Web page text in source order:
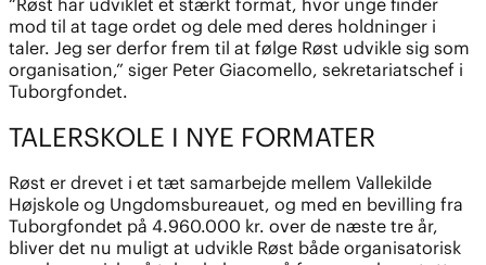
“Røst har udviklet et stærkt format, hvor unge finder
mod til at tage ordet og dele med deres holdninger i
taler. Jeg ser derfor frem til at følge Røst udvikle sig som
organisation,” siger Peter Giacomello, sekretariatschef i
Tuborgfondet.
TALERSKOLE I NYE FORMATER
Røst er drevet i et tæt samarbejde mellem Vallekilde
Højskole og Ungdomsbureauet, og med en bevilling fra
Tuborgfondet på 4.960.000 kr. over de næste tre år,
bliver det nu muligt at udvikle Røst både organisatorisk